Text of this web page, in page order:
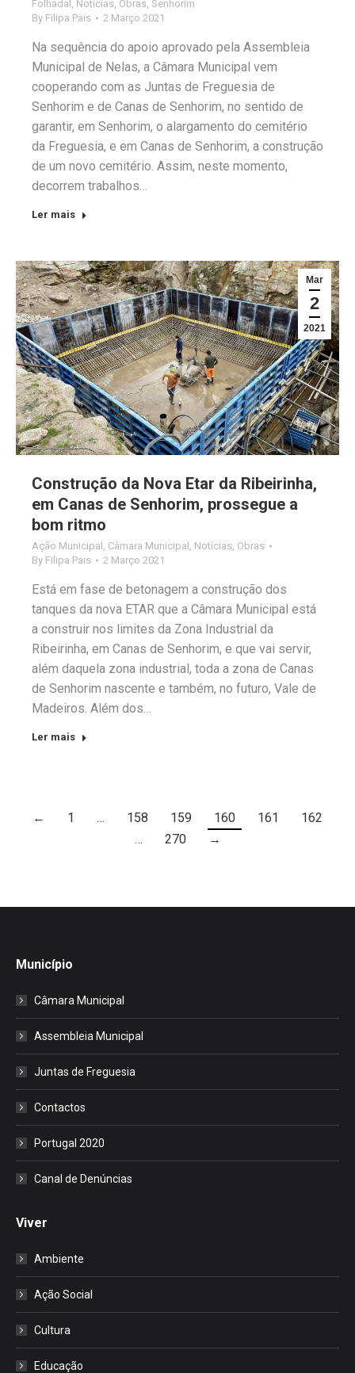
Folhadal , Notícias, Obras, Senhorim
By Filipa Pais 2 Março 2021
Na sequência do apoio aprovado pela Assembleia
Municipal de Nelas, a Câmara Municipal vem
cooperando com as Juntas de Freguesia de
Senhorim e de Canas de Senhorim, no sentido de
garantir, em Senhorim, o alargamento do cemitério
da Freguesia, e em Canas de Senhorim, a construção
de um novo cemitério. Assim, neste momento,
decorrem trabalhos…
Ler mais
Mar
2
2021
Construção da Nova Etar da Ribeirinha,
em Canas de Senhorim, prossegue a
bom ritmo
Ação Municipal Câmara Municipal Notícias Obras
By Filipa Pais 2 Março 2021
Está em fase de betonagem a construção dos
tanques da nova ETAR que a Câmara Municipal está
a construir nos limites da Zona Industrial da
Ribeirinha, em Canas de Senhorim, e que vai servir,
além daquela zona industrial, toda a zona de Canas
de Senhorim nascente e também, no futuro, Vale de
Madeiros. Além dos…
Ler mais
← 1 … 158 159 160 161
162
…
270 →
Município
Câmara Municipal
Assembleia Municipal
Juntas de Freguesia
Contactos
Portugal 2020
Canal de Denúncias
Viver
Ambiente
Ação Social
Cultura
Educação